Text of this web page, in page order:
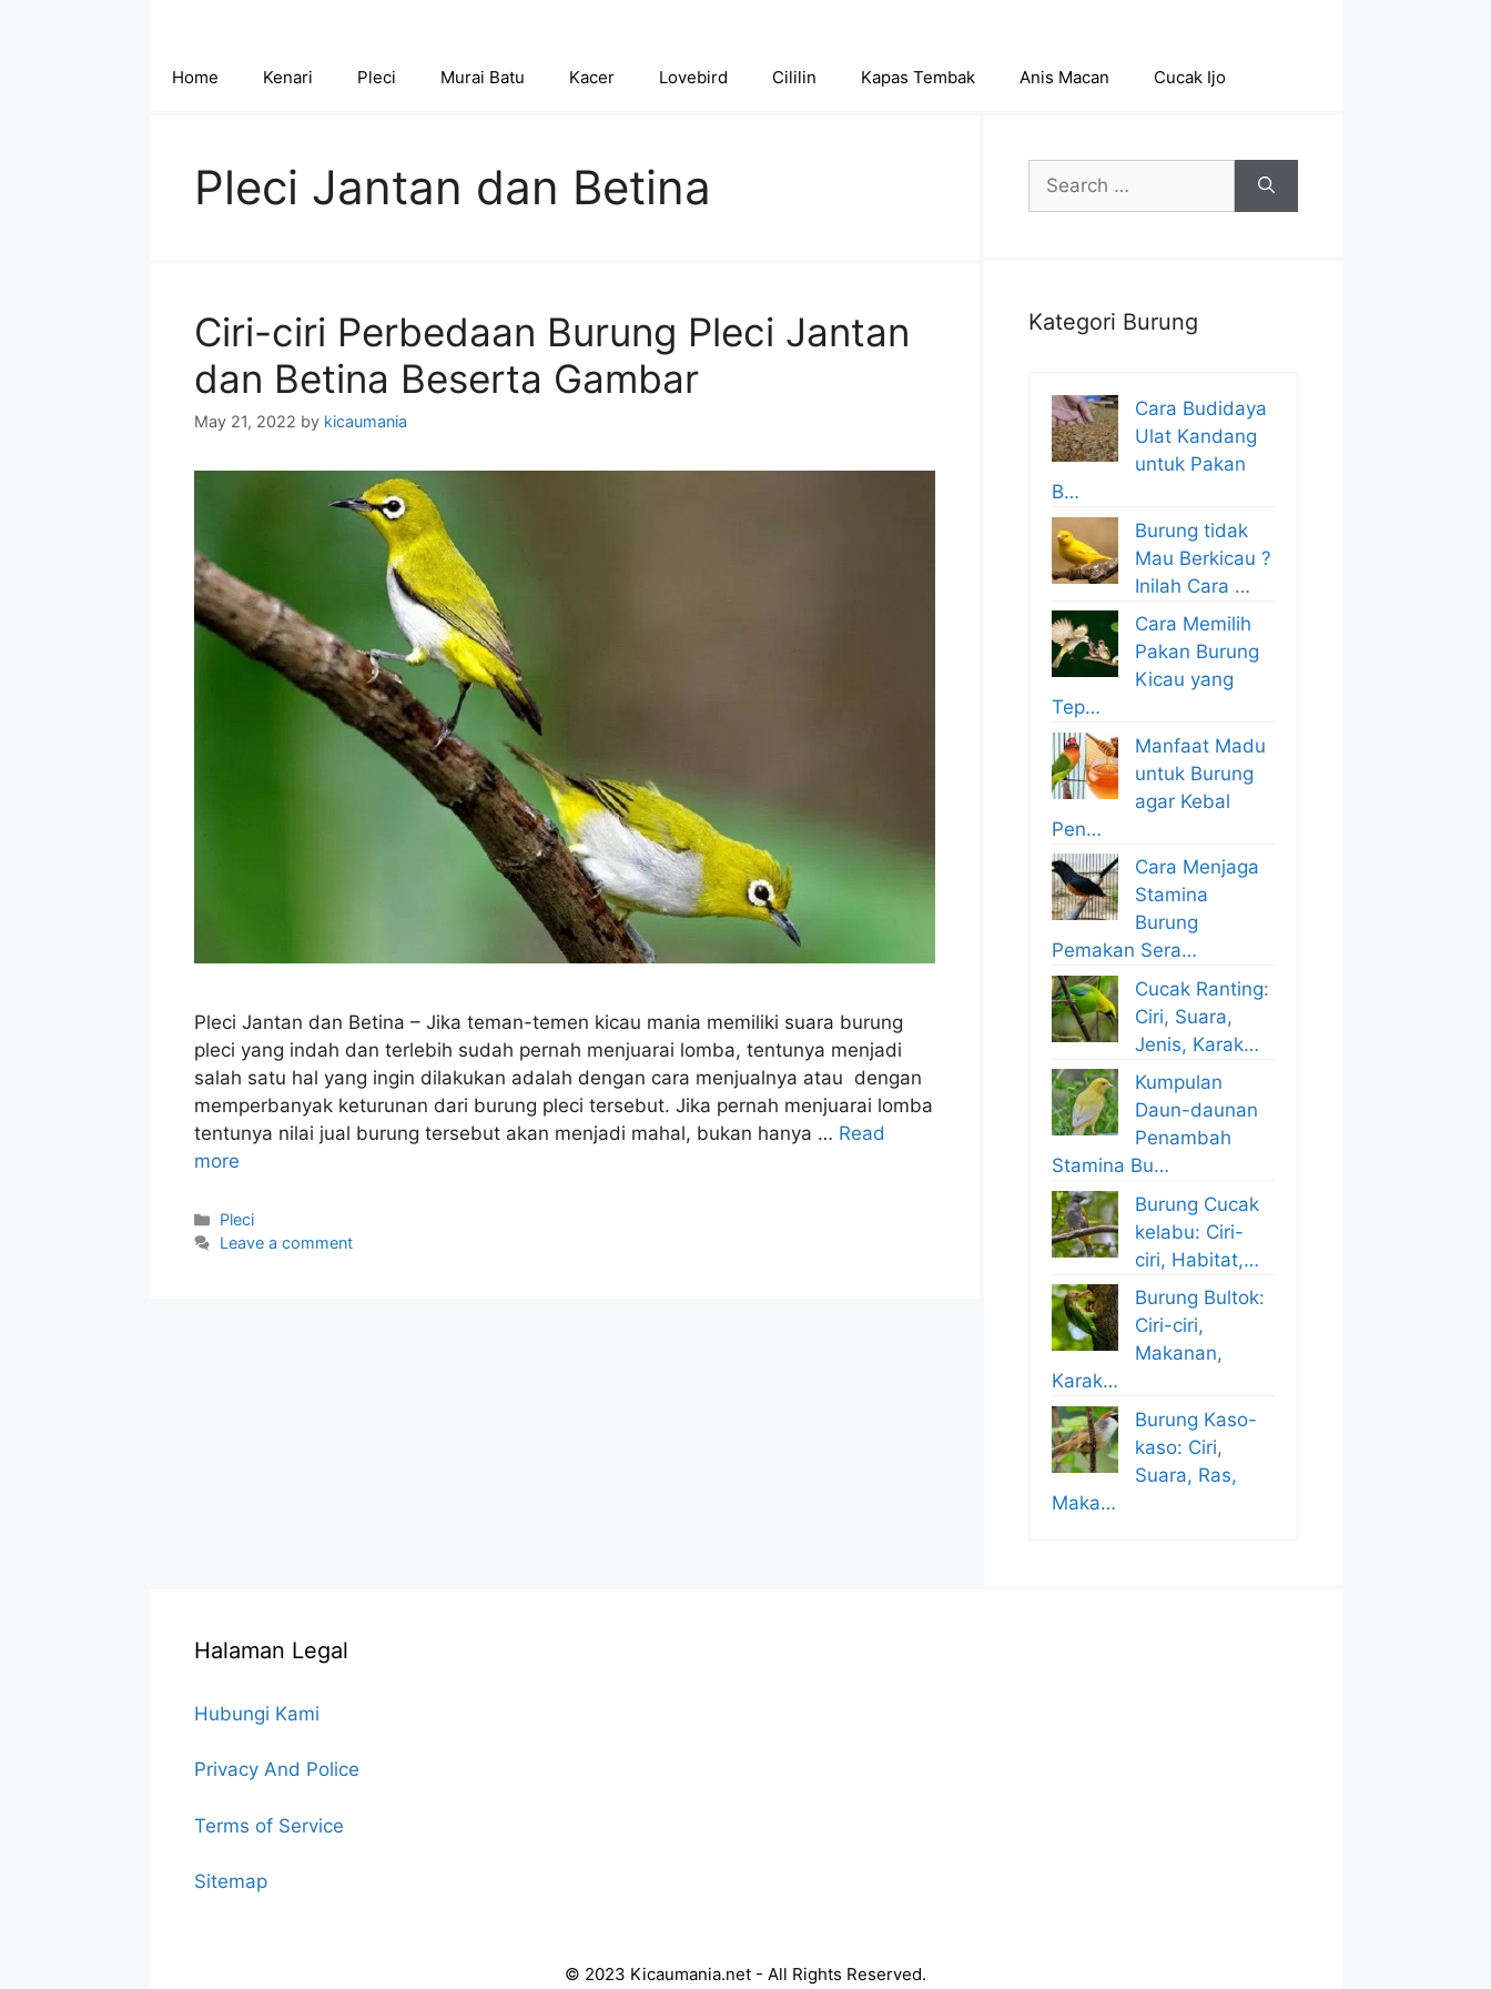
Home Kenari Pleci Murai Batu Kacer Lovebird Cililin Kapas Tembak Anis Macan Cucak Ijo
Pleci Jantan dan Betina
Ciri-ciri Perbedaan Burung Pleci Jantan
dan Betina Beserta Gambar
May 21, 2022 by kicaumania
Pleci Jantan dan Betina – Jika teman-temen kicau mania memiliki suara burung
pleci yang indah dan terlebih sudah pernah menjuarai lomba, tentunya menjadi
salah satu hal yang ingin dilakukan adalah dengan cara menjualnya atau dengan
memperbanyak keturunan dari burung pleci tersebut. Jika pernah menjuarai lomba
tentunya nilai jual burung tersebut akan menjadi mahal, bukan hanya … Read
more
Categories
Pleci
Leave a comment
Search
for:
Kategori Burung
Cara Budidaya
Ulat Kandang
untuk Pakan
B…
Burung tidak
Mau Berkicau ?
Inilah Cara …
Cara Memilih
Pakan Burung
Kicau yang
Tep…
Manfaat Madu
untuk Burung
agar Kebal
Pen…
Cara Menjaga
Stamina
Burung
Pemakan Sera…
Cucak Ranting:
Ciri, Suara,
Jenis, Karak…
Kumpulan
Daun-daunan
Penambah
Stamina Bu…
Burung Cucak
kelabu: Ciri-
ciri, Habitat,…
Burung Bultok:
Ciri-ciri,
Makanan,
Karak…
Burung Kaso-
kaso: Ciri,
Suara, Ras,
Maka…
Halaman Legal
Hubungi Kami
Privacy And Police
Terms of Service
Sitemap
© 2023 Kicaumania.net - All Rights Reserved.